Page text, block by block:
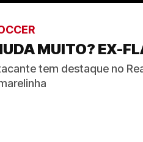
MUITO? EX-
tem destaque no